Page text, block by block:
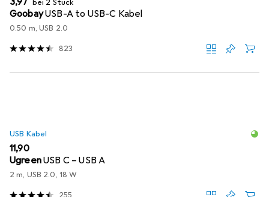
bei 2 Stück
GoobayUSB-A to USB-C Kabel
0.50 m, USB 2.0
823
USB Kabel
EUR
11,90
UgreenUSB C – USB A
2 m, USB 2.0, 18 W